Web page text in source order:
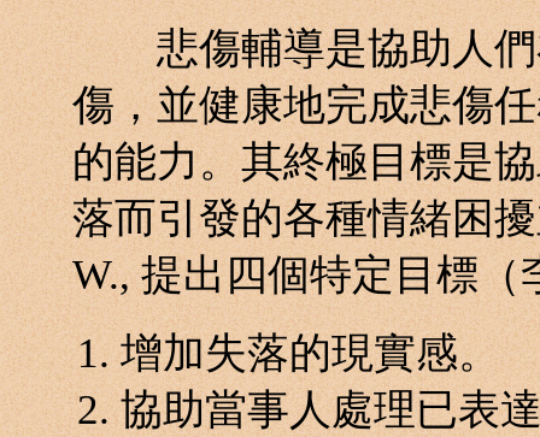
悲傷輔導是協助人們
傷，並健康地完成悲傷
的能力。其終極目標是
落而引發的各種情緒困
W., 提出四個特定目標（
增加失落的現實感。
協助當事人處理已表